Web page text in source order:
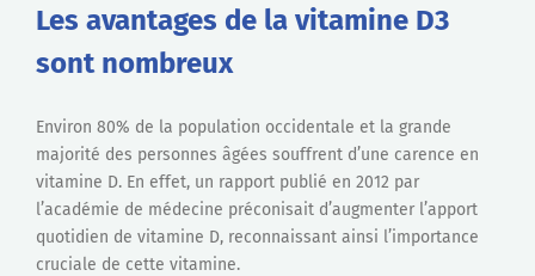
Les avantages de la vitamine D3
sont nombreux
Environ 80% de la population occidentale et la grande
majorité des personnes âgées souffrent d’une carence en
vitamine D. En effet, un rapport publié en 2012 par
l’académie de médecine préconisait d’augmenter l’apport
quotidien de vitamine D, reconnaissant ainsi l’importance
cruciale de cette vitamine.